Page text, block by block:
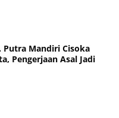
Putra Mandiri Cisoka
Pengerjaan Asal Jadi